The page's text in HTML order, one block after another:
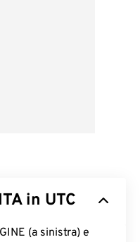
in UTC
(a sinistra) e